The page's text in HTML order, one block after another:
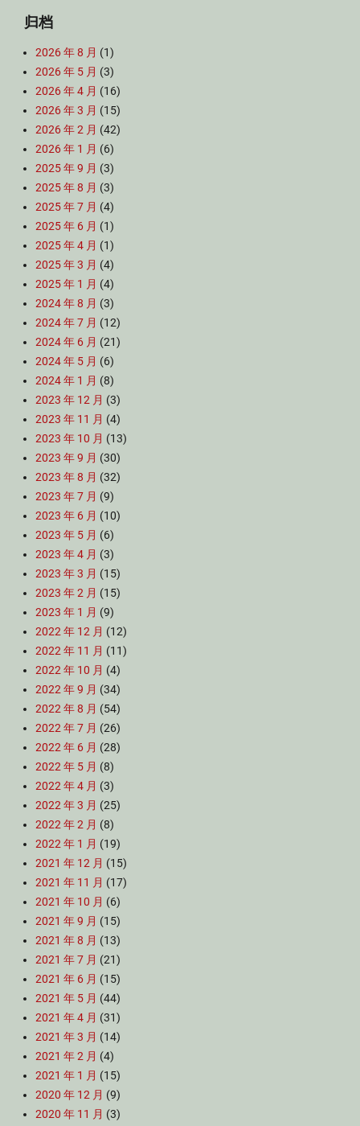
归档
2026 年 8 月 (1)
2026 年 5 月 (3)
2026 年 4 月 (16)
2026 年 3 月 (15)
2026 年 2 月 (42)
2026 年 1 月 (6)
2025 年 9 月 (3)
2025 年 8 月 (3)
2025 年 7 月 (4)
2025 年 6 月 (1)
2025 年 4 月 (1)
2025 年 3 月 (4)
2025 年 1 月 (4)
2024 年 8 月 (3)
2024 年 7 月 (12)
2024 年 6 月 (21)
2024 年 5 月 (6)
2024 年 1 月 (8)
2023 年 12 月 (3)
2023 年 11 月 (4)
2023 年 10 月 (13)
2023 年 9 月 (30)
2023 年 8 月 (32)
2023 年 7 月 (9)
2023 年 6 月 (10)
2023 年 5 月 (6)
2023 年 4 月 (3)
2023 年 3 月 (15)
2023 年 2 月 (15)
2023 年 1 月 (9)
2022 年 12 月 (12)
2022 年 11 月 (11)
2022 年 10 月 (4)
2022 年 9 月 (34)
2022 年 8 月 (54)
2022 年 7 月 (26)
2022 年 6 月 (28)
2022 年 5 月 (8)
2022 年 4 月 (3)
2022 年 3 月 (25)
2022 年 2 月 (8)
2022 年 1 月 (19)
2021 年 12 月 (15)
2021 年 11 月 (17)
2021 年 10 月 (6)
2021 年 9 月 (15)
2021 年 8 月 (13)
2021 年 7 月 (21)
2021 年 6 月 (15)
2021 年 5 月 (44)
2021 年 4 月 (31)
2021 年 3 月 (14)
2021 年 2 月 (4)
2021 年 1 月 (15)
2020 年 12 月 (9)
2020 年 11 月 (3)